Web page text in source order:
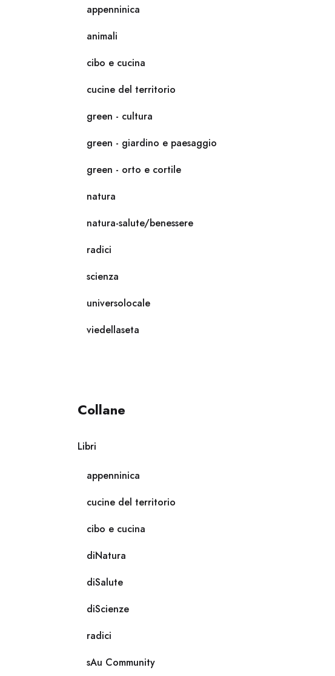
appenninica
animali
cibo e cucina
cucine del territorio
green - cultura
green - giardino e paesaggio
green - orto e cortile
natura
natura-salute/benessere
radici
scienza
universolocale
viedellaseta
Collane
Libri
appenninica
cucine del territorio
cibo e cucina
diNatura
diSalute
diScienze
radici
sAu Community